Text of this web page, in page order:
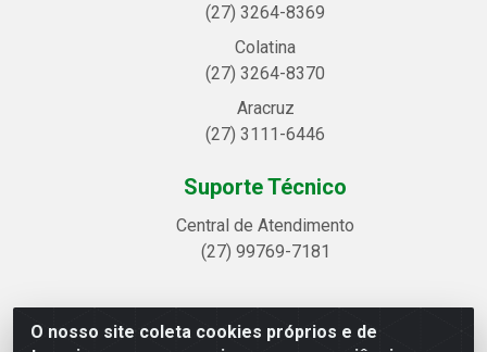
O nosso site coleta cookies próprios e de
(27) 3264-8369
Colatina
(27) 3264-8370
Aracruz
(27) 3111-6446
Suporte Técnico
Central de Atendimento
(27) 99769-7181
Linhavix Distribuidora LTDA - Avenida Alegre, 2521 -